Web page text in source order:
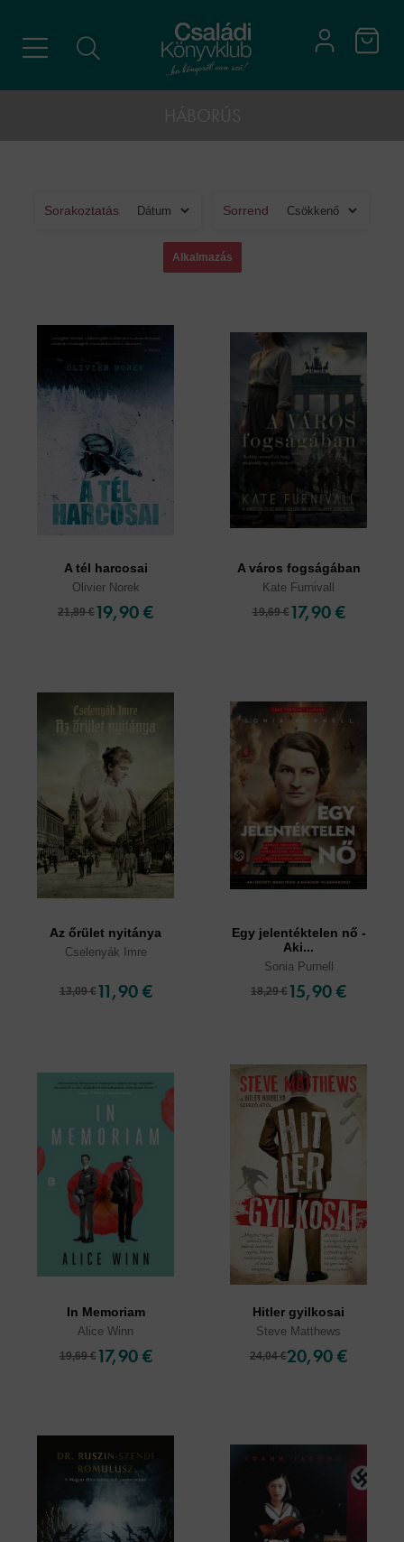
Sorakoztatás Sorrend
A tél harcosai
Olivier Norek
21,89 €19,90 €
A város fogságában
Kate Furnivall
19,69 € 17,90 €
Az őrület nyitánya
Cselenyák Imre
13,09 € 11,90 €
Egy jelentéktelen nő -
Aki...
Sonia Purnell
18,29 €15,90 €
In Memoriam
Alice Winn
19,69 € 17,90 €
Hitler gyilkosai
Steve Matthews
24,04 €20,90 €